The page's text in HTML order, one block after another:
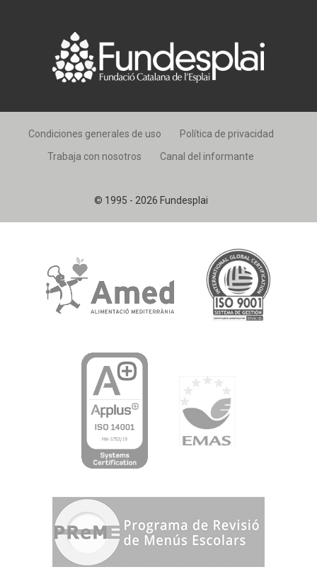
© 1995 - 2026 Fundesplai
Condiciones generales de uso
Política de privacidad
Trabaja con nosotros
Canal del informante